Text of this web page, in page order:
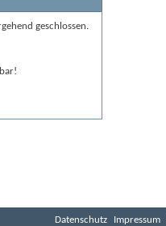
geschlossen.
Datenschutz Impressum